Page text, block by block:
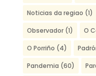
Noticias da regiao (1)
Observador(1) O
O Porriño (4)
Pandemia (60)